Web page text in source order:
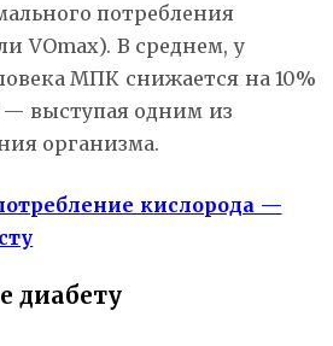
потребления
VOmax). В среднем, у
МПК снижается на 10%
— выступая одним из
организма.
кислорода —
диабету